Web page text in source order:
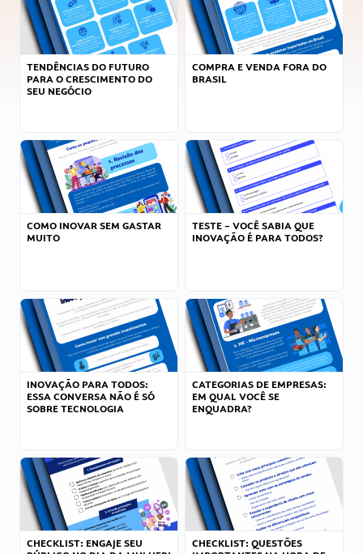
TENDÊNCIAS DO FUTURO
PARA O CRESCIMENTO DO
SEU NEGÓCIO
COMPRA E VENDA FORA DO
BRASIL
COMO INOVAR SEM GASTAR
MUITO
TESTE – VOCÊ SABIA QUE
INOVAÇÃO É PARA TODOS?
INOVAÇÃO PARA TODOS:
ESSA CONVERSA NÃO É SÓ
SOBRE TECNOLOGIA
CATEGORIAS DE EMPRESAS:
EM QUAL VOCÊ SE
ENQUADRA?
CHECKLIST: ENGAJE SEU
CHECKLIST: QUESTÕES